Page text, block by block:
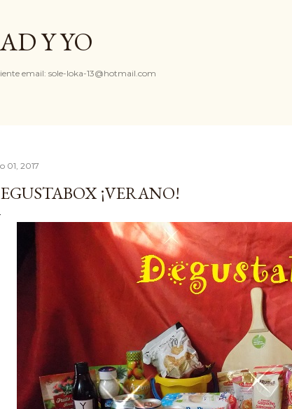
Y YO
email: sole-loka-13@hotmail.com
01, 2017
¡VERANO!